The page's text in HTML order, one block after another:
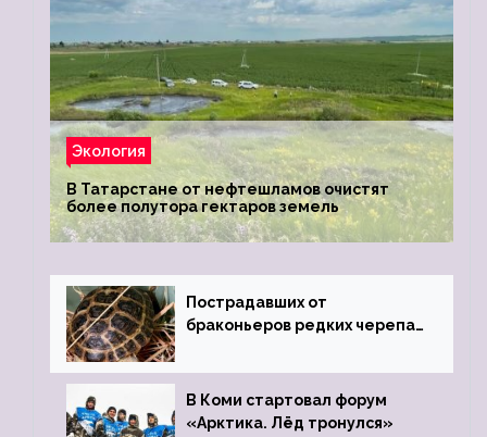
Экология
В Татарстане от нефтешламов очистят
более полутора гектаров земель
Пострадавших от
браконьеров редких черепах
зоопарк
В Коми стартовал форум
«Арктика. Лёд тронулся»